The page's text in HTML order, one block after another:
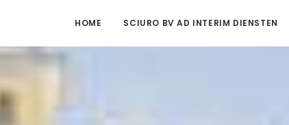
HOME SCIURO BV AD INTERIM DIENSTEN